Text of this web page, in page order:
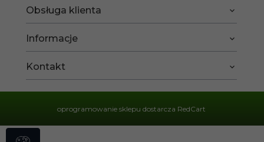
Obsługa klienta
Informacje
Kontakt
oprogramowanie sklepu dostarcza RedCart